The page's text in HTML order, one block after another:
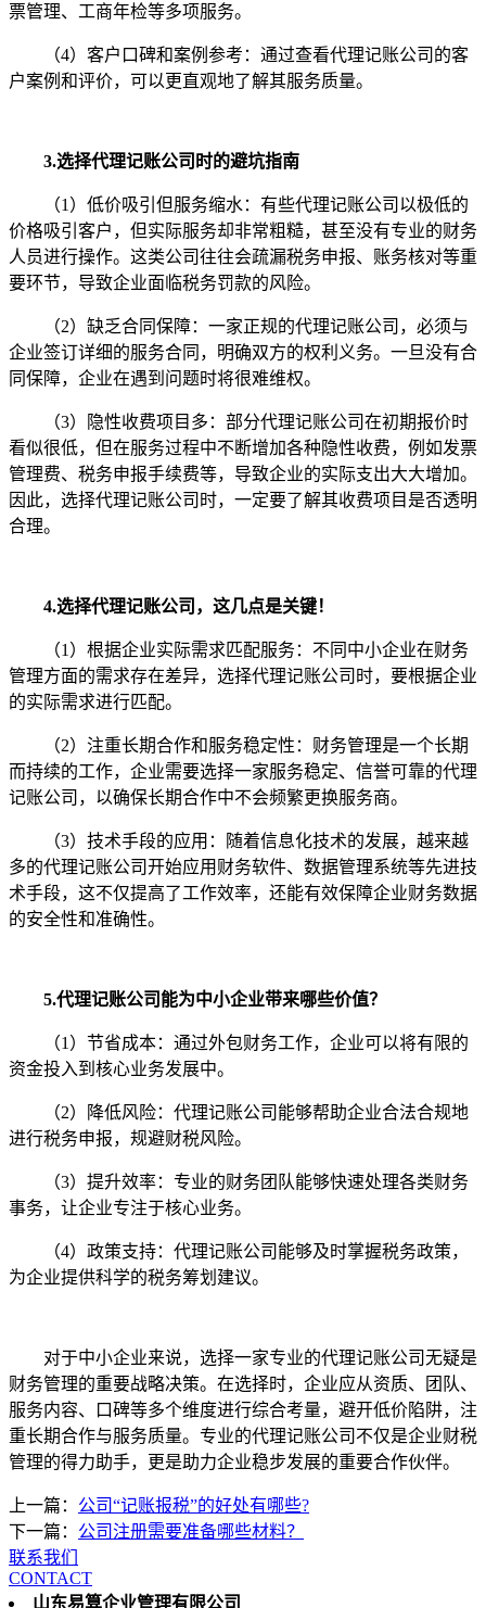
票管理、工商年检等多项服务。
（4）客户口碑和案例参考：通过查看代理记账公司的客
户案例和评价，可以更直观地了解其服务质量。
3.选择代理记账公司时的避坑指南
（1）低价吸引但服务缩水：有些代理记账公司以极低的
价格吸引客户，但实际服务却非常粗糙，甚至没有专业的财务
人员进行操作。这类公司往往会疏漏税务申报、账务核对等重
要环节，导致企业面临税务罚款的风险。
（2）缺乏合同保障：一家正规的代理记账公司，必须与
企业签订详细的服务合同，明确双方的权利义务。一旦没有合
同保障，企业在遇到问题时将很难维权。
（3）隐性收费项目多：部分代理记账公司在初期报价时
看似很低，但在服务过程中不断增加各种隐性收费，例如发票
管理费、税务申报手续费等，导致企业的实际支出大大增加。
因此，选择代理记账公司时，一定要了解其收费项目是否透明
合理。
4.选择代理记账公司，这几点是关键！
（1）根据企业实际需求匹配服务：不同中小企业在财务
管理方面的需求存在差异，选择代理记账公司时，要根据企业
的实际需求进行匹配。
（2）注重长期合作和服务稳定性：财务管理是一个长期
而持续的工作，企业需要选择一家服务稳定、信誉可靠的代理
记账公司，以确保长期合作中不会频繁更换服务商。
（3）技术手段的应用：随着信息化技术的发展，越来越
多的代理记账公司开始应用财务软件、数据管理系统等先进技
术手段，这不仅提高了工作效率，还能有效保障企业财务数据
的安全性和准确性。
5.代理记账公司能为中小企业带来哪些价值？
（1）节省成本：通过外包财务工作，企业可以将有限的
资金投入到核心业务发展中。
（2）降低风险：代理记账公司能够帮助企业合法合规地
进行税务申报，规避财税风险。
（3）提升效率：专业的财务团队能够快速处理各类财务
事务，让企业专注于核心业务。
（4）政策支持：代理记账公司能够及时掌握税务政策，
为企业提供科学的税务筹划建议。
对于中小企业来说，选择一家专业的代理记账公司无疑是
财务管理的重要战略决策。在选择时，企业应从资质、团队、
服务内容、口碑等多个维度进行综合考量，避开低价陷阱，注
重长期合作与服务质量。专业的代理记账公司不仅是企业财税
管理的得力助手，更是助力企业稳步发展的重要合作伙伴。
上一篇： 公司“记账报税”的好处有哪些?
下一篇： 公司注册需要准备哪些材料？
联系我们
CONTACT
山东易算企业管理有限公司